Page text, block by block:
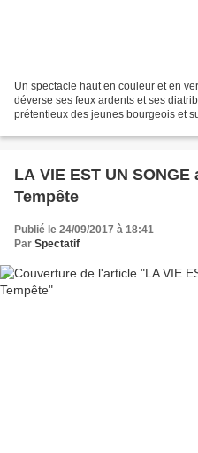
Un spectacle haut en couleur et en
déverse ses feux ardents et ses
prétentieux des jeunes bourgeois et
LA VIE EST UN
Tempête
Publié le 24/09/2017 à 18:41
Par Spectatif